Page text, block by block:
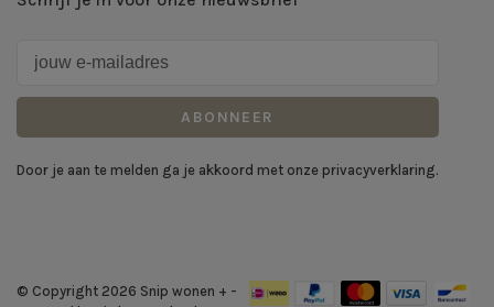
ABONNEER
Door je aan te melden ga je akkoord met onze privacyverklaring.
© Copyright 2026 Snip wonen + -